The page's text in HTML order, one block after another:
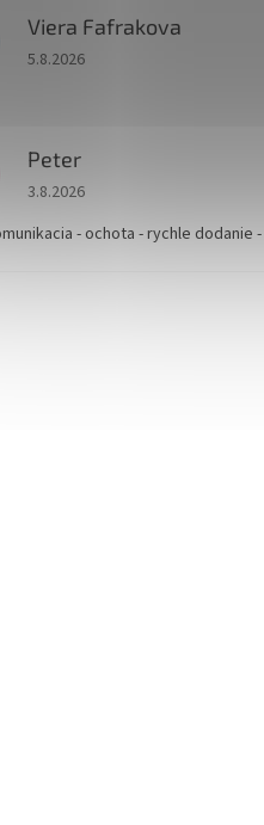
Viera Fafrakova
Hodnotenie obchodu je 5 z 5
5.8.2026
Peter
Hodnotenie obchodu je 5 z 5
3.8.2026
- ochota - rychle dodanie